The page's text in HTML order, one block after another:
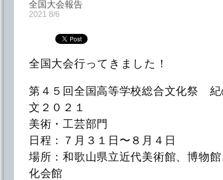
全国大会報告
2021 8/6
全国大会行ってきました！
第４５回全国高等学校総合文化祭
文２０２１
美術・工芸部門
日程：７月３１日〜８月４日
場所：和歌山県立近代美術館、博物
化会館